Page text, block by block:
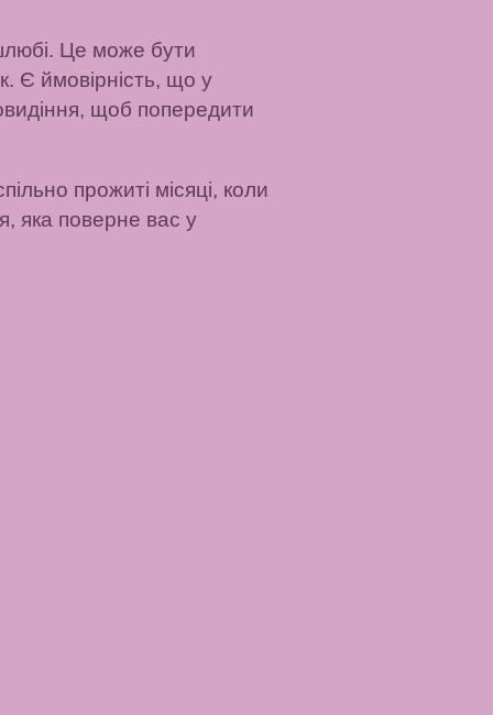
Це може бути
Є ймовірність, що у
щоб попередити
прожиті місяці, коли
яка поверне вас у